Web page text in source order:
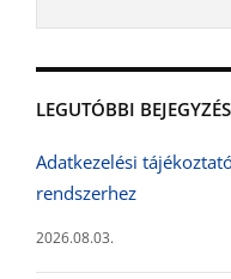
LEGUTÓBBI
Adatkezelési
rendszerhez
2026.08.03.